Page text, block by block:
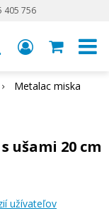
405 756
Metalac miska
ušami 20 cm
užívateľov